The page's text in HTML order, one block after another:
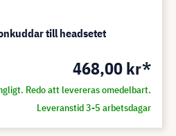
till headsetet
468,00 kr*
Redo att levereras omedelbart.
Leveranstid 3-5 arbetsdagar